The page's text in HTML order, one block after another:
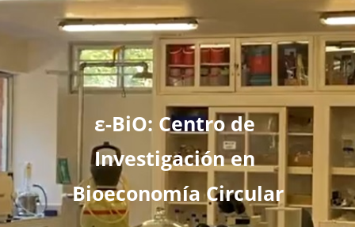
ε-BiO: Centro de
Investigación en
Bioeconomía Circular